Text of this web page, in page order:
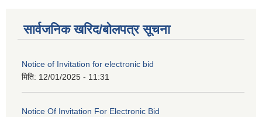
सार्वजनिक खरिद/बोलपत्र सूचना
Notice of Invitation for electronic bid
मिति: 12/01/2025 - 11:31
Notice Of Invitation For Electronic Bid